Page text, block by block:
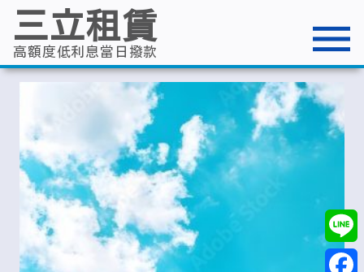
三立租賃
高額度低利息當日撥款
容
Line